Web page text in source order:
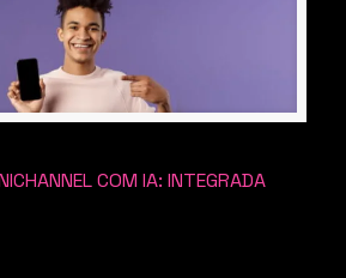
COM IA: INTEGRADA